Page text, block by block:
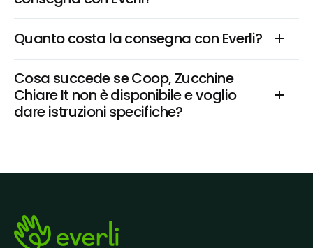
Quanto costa la consegna con Everli?
Cosa succede se Coop, Zucchine
Chiare It non è disponibile e voglio
dare istruzioni specifiche?